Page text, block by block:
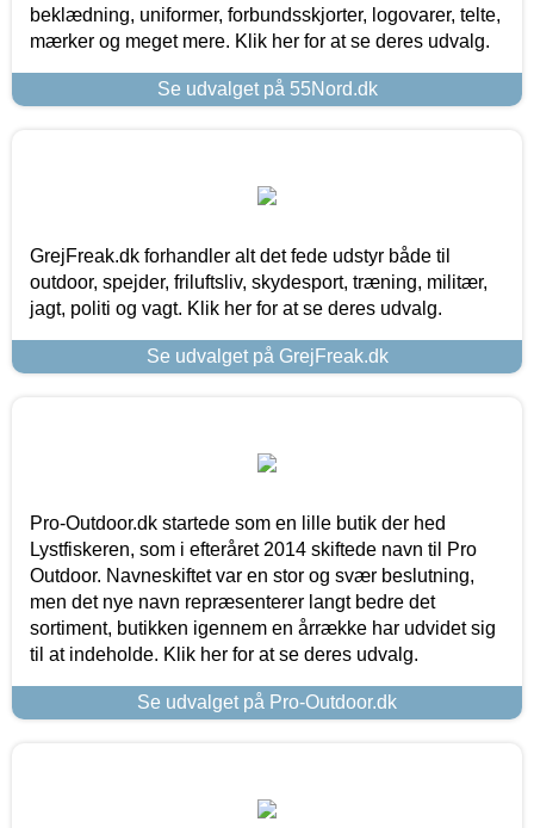
beklædning, uniformer, forbundsskjorter, logovarer, telte,
mærker og meget mere. Klik her for at se deres udvalg.
Se udvalget på 55Nord.dk
GrejFreak.dk forhandler alt det fede udstyr både til
outdoor, spejder, friluftsliv, skydesport, træning, militær,
jagt, politi og vagt. Klik her for at se deres udvalg.
Se udvalget på GrejFreak.dk
Pro-Outdoor.dk startede som en lille butik der hed
Lystfiskeren, som i efteråret 2014 skiftede navn til Pro
Outdoor. Navneskiftet var en stor og svær beslutning,
men det nye navn repræsenterer langt bedre det
sortiment, butikken igennem en årrække har udvidet sig
til at indeholde. Klik her for at se deres udvalg.
Se udvalget på Pro-Outdoor.dk